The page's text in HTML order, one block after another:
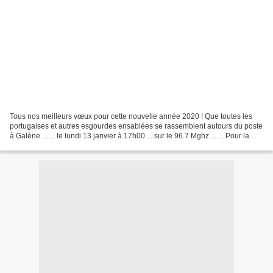
Tous nos meilleurs vœux pour cette nouvelle année 2020 ! Que toutes les
portugaises et autres esgourdes ensablées se rassemblent autours du poste
à Galène ... ... le lundi 13 janvier à 17h00 ... sur le 96.7 Mghz ... ... Pour la